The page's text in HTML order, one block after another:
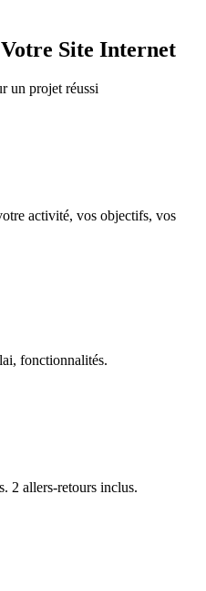
Site Internet
un projet réussi
activité, vos objectifs, vos
fonctionnalités.
2 allers-retours inclus.